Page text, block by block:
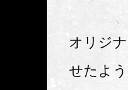
オリジ
せたよ